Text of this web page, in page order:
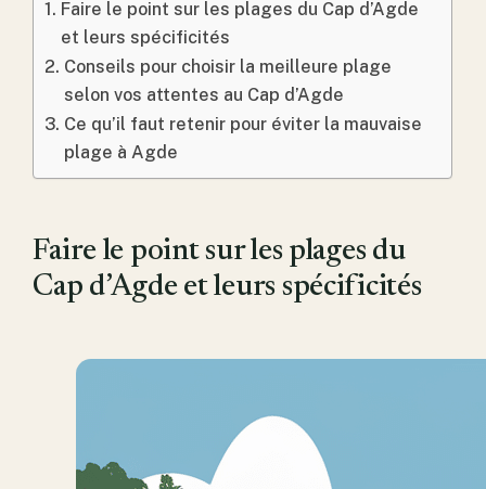
Faire le point sur les plages du Cap d’Agde
et leurs spécificités
Conseils pour choisir la meilleure plage
selon vos attentes au Cap d’Agde
Ce qu’il faut retenir pour éviter la mauvaise
plage à Agde
Faire le point sur les plages du
Cap d’Agde et leurs spécificités